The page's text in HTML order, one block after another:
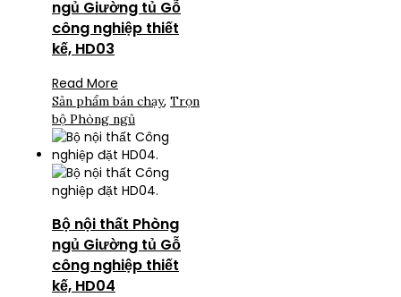
ngủ Giường tủ Gỗ
công nghiệp thiết
kế, HD03
Read More
Sản phẩm bán chạy, Trọn
bộ Phòng ngủ
Bộ nội thất Phòng
ngủ Giường tủ Gỗ
công nghiệp thiết
kế, HD04